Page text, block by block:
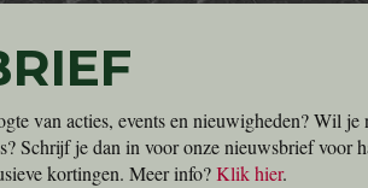
van acties, events en nieuwigheden? Wil je
Schrijf je dan in voor onze nieuwsbrief voor
kortingen. Meer info?Klik hier.